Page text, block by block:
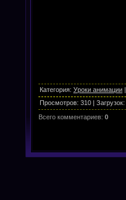
Категория: Уроки анимации |
Просмотров: 310 | Загрузок:
Всего комментариев: 0